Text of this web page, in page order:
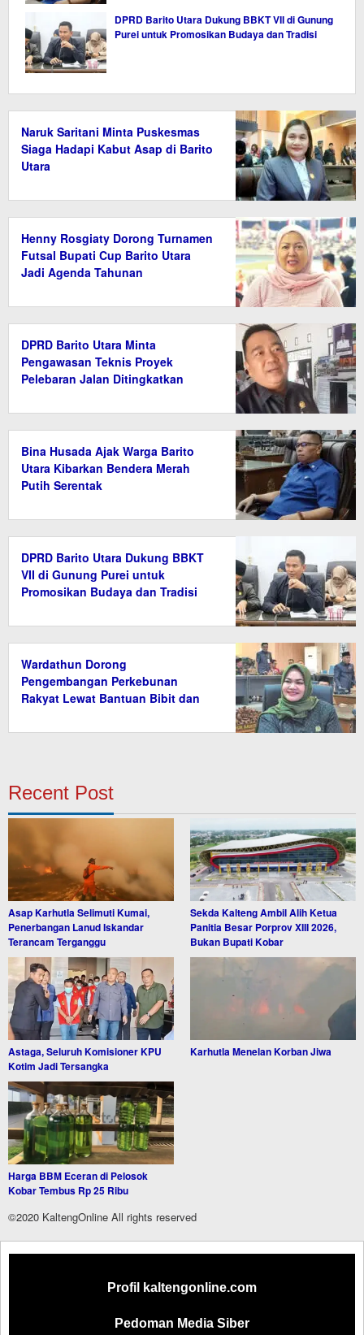
DPRD Barito Utara Dukung BBKT VII di Gunung
Purei untuk Promosikan Budaya dan Tradisi
Naruk Saritani Minta Puskesmas
Siaga Hadapi Kabut Asap di Barito
Utara
Henny Rosgiaty Dorong Turnamen
Futsal Bupati Cup Barito Utara
Jadi Agenda Tahunan
DPRD Barito Utara Minta
Pengawasan Teknis Proyek
Pelebaran Jalan Ditingkatkan
Bina Husada Ajak Warga Barito
Utara Kibarkan Bendera Merah
Putih Serentak
DPRD Barito Utara Dukung BBKT
VII di Gunung Purei untuk
Promosikan Budaya dan Tradisi
Wardathun Dorong
Pengembangan Perkebunan
Rakyat Lewat Bantuan Bibit dan
Recent Post
Asap Karhutla Selimuti Kumai,
Penerbangan Lanud Iskandar
Terancam Terganggu
Sekda Kalteng Ambil Alih Ketua
Panitia Besar Porprov XIII 2026,
Bukan Bupati Kobar
Astaga, Seluruh Komisioner KPU
Kotim Jadi Tersangka
Karhutla Menelan Korban Jiwa
Harga BBM Eceran di Pelosok
Kobar Tembus Rp 25 Ribu
©2020 KaltengOnline All rights reserved
Profil kaltengonline.com
Pedoman Media Siber